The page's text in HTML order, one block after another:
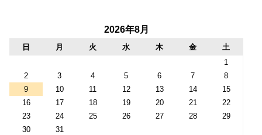
2026年8月
日 月 火 水 木 金
土
1
2
3 4 5 6 7
8
9
10 11 12 13 14
15
16
17 18 19 20 21
22
23
24 25 26 27 28
29
30
31